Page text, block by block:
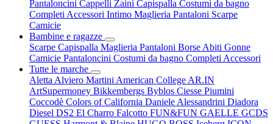
Pantaloncini Cappelli Zaini Capispalla Costumi da bagno
Completi Accessori Intimo Maglieria Pantaloni Scarpe
Camicie
Bambine e ragazze
Scarpe Capispalla Maglieria Pantaloni Borse Abiti Gonne
Camicie Pantaloncini Costumi da bagno Completi Accessori
Tutte le marche
Aletta Alviero Martini American College AR.IN
ArtSupermoney Bikkembergs Byblos Ciesse Piumini
Coccodè Colors of California Daniele Alessandrini Diadora
Diesel DS2 El Charro Falcotto FUN&FUN GAELLE GCDS